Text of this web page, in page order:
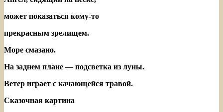
может показаться кому-то
прекрасным зрелищем.
Море смазано.
На заднем плане — подсветка из луны.
Ветер играет с качающейся травой.
Сказочная картина